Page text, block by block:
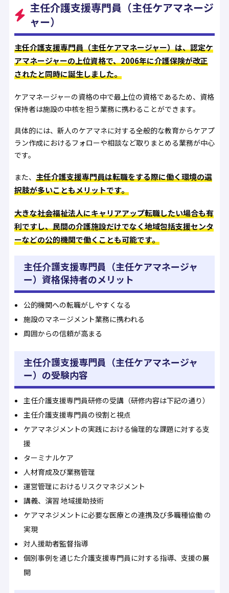
主任介護支援専門員（主任ケアマネージ
ャー）
主任介護支援専門員（主任ケアマネージャー）は、認定ケ
アマネージャーの上位資格で、2006年に介護保険が改正
されたと同時に誕生しました。
ケアマネージャーの資格の中で最上位の資格であるため、資格
保持者は施設の中核を担う業務に携わることができます。
具体的には、新人のケアマネに対する全般的な教育からケアプ
ラン作成におけるフォローや相談など取りまとめる業務が中心
です。
また、 主任介護支援専門員は転職をする際に働く環境の選
択肢が多いこともメリットです。
大きな社会福祉法人にキャリアアップ転職したい場合も有
利ですし、民間の介護施設だけでなく地域包括支援センタ
ーなどの公的機関で働くことも可能です。
主任介護支援専門員（主任ケアマネージャ
ー）資格保持者のメリット
公的機関への転職がしやすくなる
施設のマネージメント業務に携われる
周囲からの信頼が高まる
主任介護支援専門員（主任ケアマネージャ
ー）の受験内容
主任介護支援専門員研修の受講（研修内容は下記の通り）
主任介護⽀援専⾨員の役割と視点
ケアマネジメントの実践における倫理的な課題に対する⽀
援
ターミナルケア
⼈材育成及び業務管理
運営管理におけるリスクマネジメント
講義、演習 地域援助技術
ケアマネジメントに必要な医療との連携及び多職種協働 の
実現
対⼈援助者監督指導
個別事例を通じた介護⽀援専⾨員に対する指導、⽀援の展
開